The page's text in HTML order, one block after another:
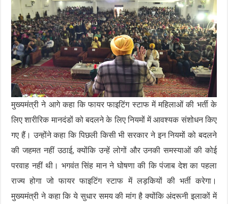
मुख्यमंत्री ने आगे कहा कि फायर फाइटिंग स्टाफ में महिलाओं की भर्ती के
लिए शारीरिक मानदंडों को बदलने के लिए नियमों में आवश्यक संशोधन किए
गए हैं। उन्होंने कहा कि पिछली किसी भी सरकार ने इन नियमों को बदलने
की जहमत नहीं उठाई, क्योंकि उन्हें लोगों और उनकी समस्याओं की कोई
परवाह नहीं थी। भगवंत सिंह मान ने घोषणा की कि पंजाब देश का पहला
राज्य होगा जो फायर फाइटिंग स्टाफ में लड़कियों की भर्ती करेगा।
मुख्यमंत्री ने कहा कि ये सुधार समय की मांग है क्योंकि अंदरूनी इलाकों में